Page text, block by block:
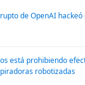
de OpenAI
está prohibiendo
robotizadas